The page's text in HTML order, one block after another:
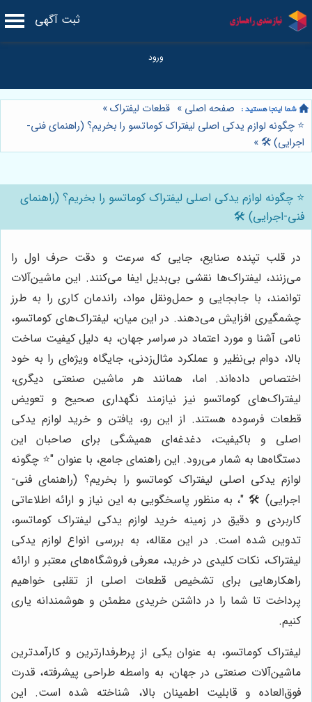
ثبت آگهی
صفحه اصلی » قطعات لیفتراک»
⭐️ چگونه لوازم یدکی اصلی لیفتراک کوماتسو را بخریم؟ (راهنمای فنی-
اجرایی) 🛠️»
⭐️ چگونه لوازم یدکی اصلی لیفتراک کوماتسو را بخریم؟ (راهنمای
فنی-اجرایی) 🛠️
در قلب تپنده صنایع، جایی که سرعت و دقت حرف اول را
می‌زنند، لیفتراک‌ها نقشی بی‌بدیل ایفا می‌کنند. این ماشین‌آلات
توانمند، با جابجایی و حمل‌ونقل مواد، راندمان کاری را به طرز
چشمگیری افزایش می‌دهند. در این میان، لیفتراک‌های کوماتسو،
نامی آشنا و مورد اعتماد در سراسر جهان، به دلیل کیفیت ساخت
بالا، دوام بی‌نظیر و عملکرد مثال‌زدنی، جایگاه ویژه‌ای را به خود
اختصاص داده‌اند. اما، همانند هر ماشین صنعتی دیگری،
لیفتراک‌های کوماتسو نیز نیازمند نگهداری صحیح و تعویض
قطعات فرسوده هستند. از این رو، یافتن و خرید لوازم یدکی
اصلی و باکیفیت، دغدغه‌ای همیشگی برای صاحبان این
دستگاه‌ها به شمار می‌رود. این راهنمای جامع، با عنوان "⭐️ چگونه
لوازم یدکی اصلی لیفتراک کوماتسو را بخریم؟ (راهنمای فنی-
اجرایی) 🛠️ "، به منظور پاسخگویی به این نیاز و ارائه اطلاعاتی
کاربردی و دقیق در زمینه خرید لوازم یدکی لیفتراک کوماتسو،
تدوین شده است. در این مقاله، به بررسی انواع لوازم یدکی
لیفتراک، نکات کلیدی در خرید، معرفی فروشگاه‌های معتبر و ارائه
راهکارهایی برای تشخیص قطعات اصلی از تقلبی خواهیم
پرداخت تا شما را در داشتن خریدی مطمئن و هوشمندانه یاری
کنیم.
لیفتراک کوماتسو، به عنوان یکی از پرطرفدارترین و کارآمدترین
ماشین‌آلات صنعتی در جهان، به واسطه طراحی پیشرفته، قدرت
فوق‌العاده و قابلیت اطمینان بالا، شناخته شده است. این